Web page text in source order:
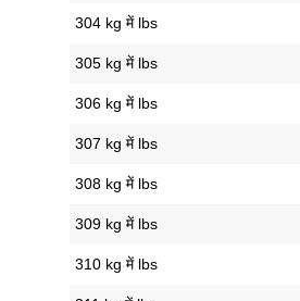
304 kg में lbs
305 kg में lbs
306 kg में lbs
307 kg में lbs
308 kg में lbs
309 kg में lbs
310 kg में lbs